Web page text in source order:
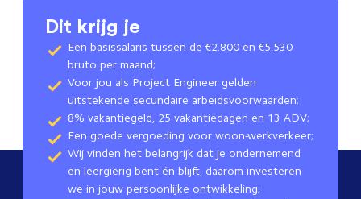
Dit krijg je
Een basissalaris tussen de €2.800 en €5.530
bruto per maand;
Voor jou als Project Engineer gelden
uitstekende secundaire arbeidsvoorwaarden;
8% vakantiegeld, 25 vakantiedagen en 13 ADV;
Een goede vergoeding voor woon-werkverkeer;
Wij vinden het belangrijk dat je ondernemend
en leergierig bent én blijft, daarom investeren
we in jouw persoonlijke ontwikkeling;